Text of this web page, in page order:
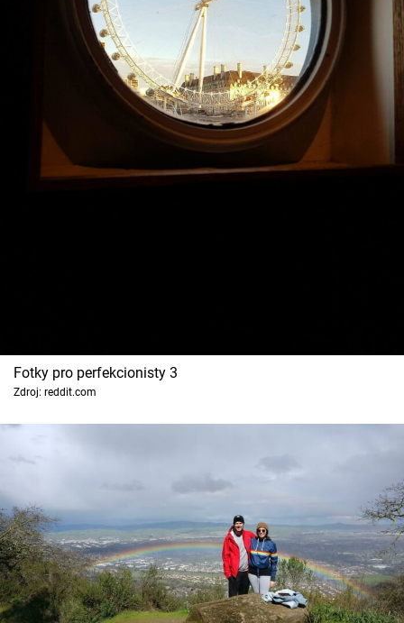
Fotky pro perfekcionisty 3
Zdroj: reddit.com